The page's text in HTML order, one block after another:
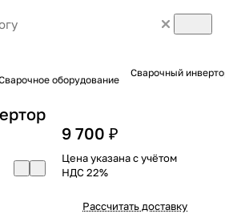
оборудование
Сварочный
9 700 ₽
Цена указана с учётом
НДС 22%
Рассчитать доставку